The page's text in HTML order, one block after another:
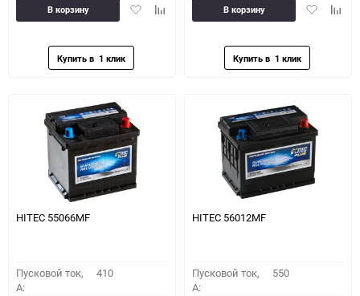
ДобавитьДобавить
В корзину
Добавить
В корзину
HITEC 55066MF
Пусковой ток,
A:
410
HITEC 56012MF
Пусковой ток,
A:
550